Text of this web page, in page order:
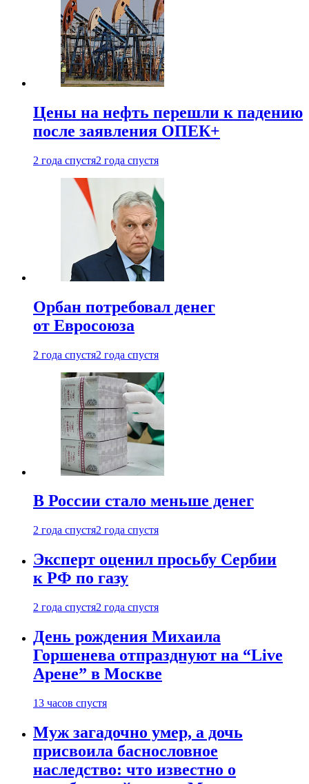
Цены на нефть перешли к падению
после заявления ОПЕК+
2 года спустя2 года спустя
Орбан потребовал денег
от Евросоюза
2 года спустя2 года спустя
В России стало меньше денег
2 года спустя2 года спустя
Эксперт оценил просьбу Сербии
к РФ по газу
2 года спустя2 года спустя
День рождения Михаила
Горшенева отпразднуют на “Live
Арене” в Москве
13 часов спустя
Муж загадочно умер, а дочь
присвоила баснословное
наследство: что известно о